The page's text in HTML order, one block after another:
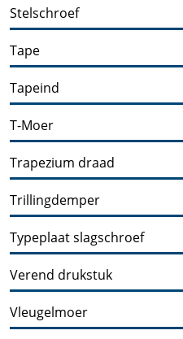
Stelschroef
Tape
Tapeind
T-Moer
Trapezium draad
Trillingdemper
Typeplaat slagschroef
Verend drukstuk
Vleugelmoer